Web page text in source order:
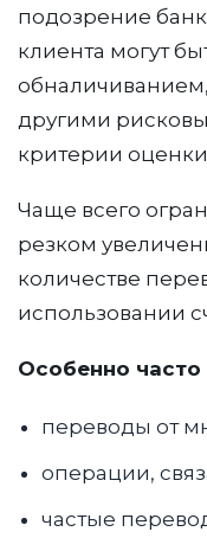
подозрение
клиента могут
другими
критерии
Чаще всего
резком
количестве
использовании
Особенно
переводы от
операции,
частые